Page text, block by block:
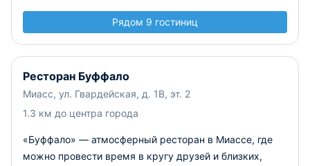
Рядом 9 гостиниц
Ресторан Буффало
Миасс, ул. Гвардейская, д. 1В, эт. 2
1.3 км до центра города
«Буффало» — атмосферный ресторан в Миассе, где
можно провести время в кругу друзей и близких,